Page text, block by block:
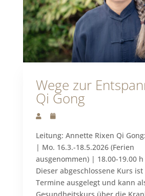
Wege zur
Qi Gong
Leitung: Annette Rixen Qi
| Mo. 16.3.-18.5.2026 (Ferien
ausgenommen) | 18.00-19.00
Dieser abgeschlossene Kurs
Termine ausgelegt und kann